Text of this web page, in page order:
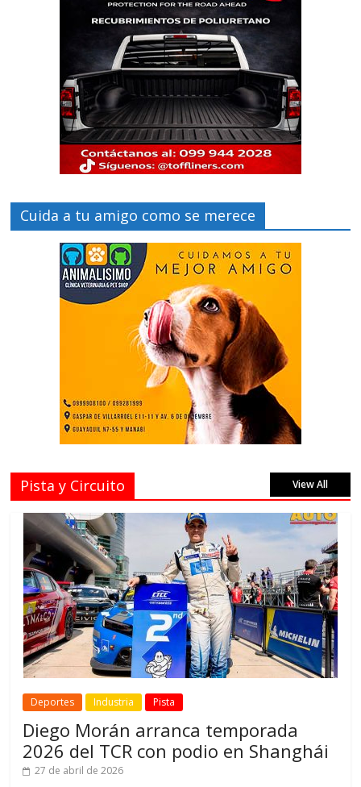
Cuida a tu amigo como se merece
Pista y Circuito View All
Deportes Industria Pista
Diego Morán arranca temporada
2026 del TCR con podio en Shanghái
27 de abril de 2026